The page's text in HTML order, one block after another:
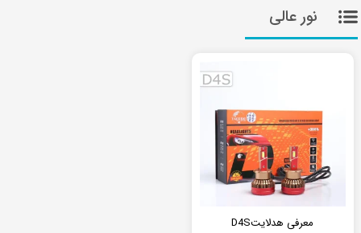
نور عالی
معرفی هدلایتD4S